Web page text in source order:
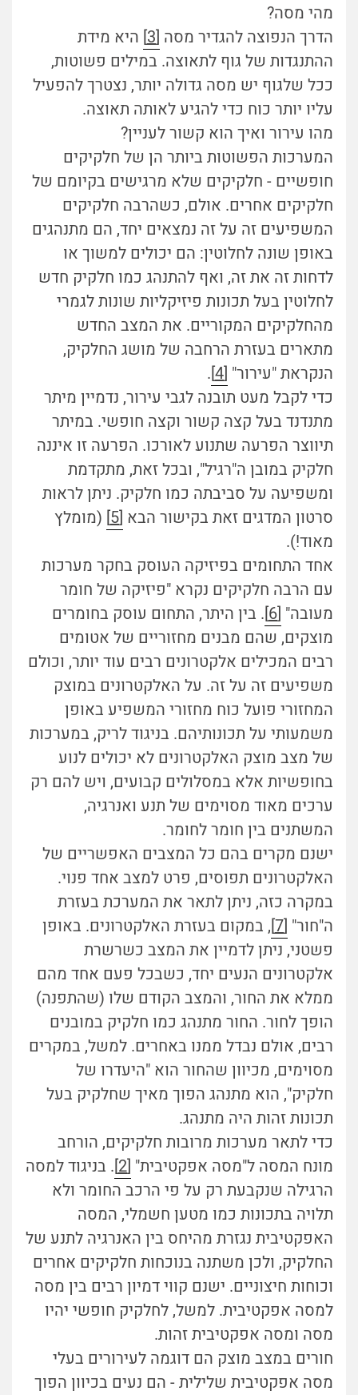
מהי מסה?
הדרך הנפוצה להגדיר מסה [3]
היא מידת
ההתנגדות של גוף לתאוצה. במילים פשוטות,
ככל שלגוף יש מסה גדולה יותר, נצטרך להפעיל
עליו יותר כוח כדי להגיע לאותה תאוצה.
מהו עירור ואיך הוא קשור לעניין?
המערכות הפשוטות ביותר הן של חלקיקים
חופשיים - חלקיקים שלא מרגישים בקיומם של
חלקיקים אחרים. אולם, כשהרבה חלקיקים
המשפיעים זה על זה נמצאים יחד, הם מתנהגים
באופן שונה לחלוטין: הם יכולים למשוך או
לדחות זה את זה, ואף להתנהג כמו חלקיק חדש
לחלוטין בעל תכונות פיזיקליות שונות לגמרי
מהחלקיקים המקוריים. את המצב החדש
מתארים בעזרת הרחבה של מושג החלקיק,
הנקראת "עירור" [4]
.
כדי לקבל מעט תובנה לגבי עירור, נדמיין מיתר
מתנדנד בעל קצה קשור וקצה חופשי. במיתר
תיווצר הפרעה שתנוע לאורכו. הפרעה זו איננה
חלקיק במובן ה"רגיל", ובכל זאת, מתקדמת
ומשפיעה על סביבתה כמו חלקיק. ניתן לראות
סרטון המדגים זאת בקישור הבא [5]
(מומלץ
מאוד!).
אחד התחומים בפיזיקה העוסק בחקר מערכות
עם הרבה חלקיקים נקרא "פיזיקה של חומר
מעובה" [6] . בין היתר, התחום עוסק בחומרים
מוצקים, שהם מבנים מחזוריים של אטומים
רבים המכילים אלקטרונים רבים עוד יותר, וכולם
משפיעים זה על זה. על האלקטרונים במוצק
המחזורי פועל כוח מחזורי המשפיע באופן
משמעותי על תכונותיהם. בניגוד לריק, במערכות
של מצב מוצק האלקטרונים לא יכולים לנוע
בחופשיות אלא במסלולים קבועים, ויש להם רק
ערכים מאוד מסוימים של תנע ואנרגיה,
המשתנים בין חומר לחומר.
ישנם מקרים בהם כל המצבים האפשריים של
האלקטרונים תפוסים, פרט למצב אחד פנוי.
במקרה כזה, ניתן לתאר את המערכת בעזרת
ה"חור" [7] , במקום בעזרת האלקטרונים. באופן
פשטני, ניתן לדמיין את המצב כשרשרת
אלקטרונים הנעים יחד, כשבכל פעם אחד מהם
ממלא את החור, והמצב הקודם שלו (שהתפנה)
הופך לחור. החור מתנהג כמו חלקיק במובנים
רבים, אולם נבדל ממנו באחרים. למשל, במקרים
מסוימים, מכיוון שהחור הוא "היעדרו של
חלקיק", הוא מתנהג הפוך מאיך שחלקיק בעל
תכונות זהות היה מתנהג.
כדי לתאר מערכות מרובות חלקיקים, הורחב
מונח המסה ל"מסה אפקטיבית" [2] . בניגוד למסה
הרגילה שנקבעת רק על פי הרכב החומר ולא
תלויה בתכונות כמו מטען חשמלי, המסה
האפקטיבית נגזרת מהיחס בין האנרגיה לתנע של
החלקיק, ולכן משתנה בנוכחות חלקיקים אחרים
וכוחות חיצוניים. ישנם קווי דמיון רבים בין מסה
למסה אפקטיבית. למשל, לחלקיק חופשי יהיו
מסה ומסה אפקטיבית זהות.
חורים במצב מוצק הם דוגמה לעירורים בעלי
מסה אפקטיבית שלילית - הם נעים בכיוון הפוך